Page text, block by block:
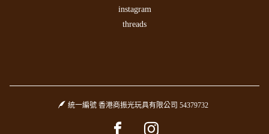
instagram
threads
統一編號 香港商振光玩具有限公司 54379732
Facebook pageInstagram page